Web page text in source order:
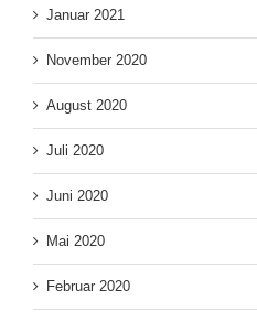
Januar 2021
November 2020
August 2020
Juli 2020
Juni 2020
Mai 2020
Februar 2020